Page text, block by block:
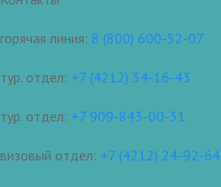
горячая линия: 8 (800) 600-52-07
тур. отдел: +7 (4212) 34-16-43
тур. отдел: +7 909-843-00-31
визовый отдел: +7 (4212) 24-92-64